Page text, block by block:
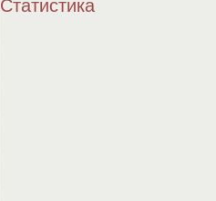
Статистика